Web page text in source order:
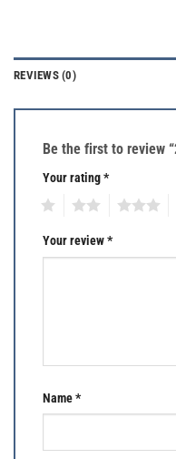
REVIEWS (0)
Be the first to review
Your rating*
Your review*
Name*